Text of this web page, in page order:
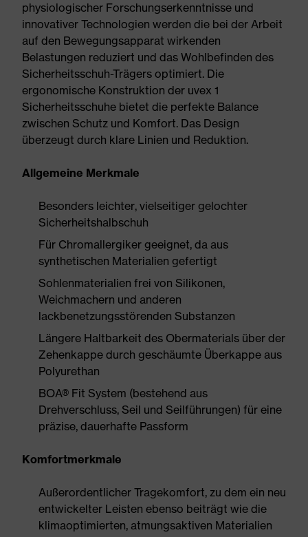
physiologischer Forschungserkenntnisse und
innovativer Technologien werden die bei der Arbeit
auf den Bewegungsapparat wirkenden
Belastungen reduziert und das Wohlbefinden des
Sicherheitsschuh-Trägers optimiert. Die
ergonomische Konstruktion der uvex 1
Sicherheitsschuhe bietet die perfekte Balance
zwischen Schutz und Komfort. Das Design
überzeugt durch klare Linien und Reduktion.
Allgemeine Merkmale
Besonders leichter, vielseitiger gelochter
Sicherheitshalbschuh
Für Chromallergiker geeignet, da aus
synthetischen Materialien gefertigt
Sohlenmaterialien frei von Silikonen,
Weichmachern und anderen
lackbenetzungsstörenden Substanzen
Längere Haltbarkeit des Obermaterials über der
Zehenkappe durch geschäumte Überkappe aus
Polyurethan
BOA® Fit System (bestehend aus
Drehverschluss, Seil und Seilführungen) für eine
präzise, dauerhafte Passform
Komfortmerkmale
Außerordentlicher Tragekomfort, zu dem ein neu
entwickelter Leisten ebenso beiträgt wie die
klimaoptimierten, atmungsaktiven Materialien